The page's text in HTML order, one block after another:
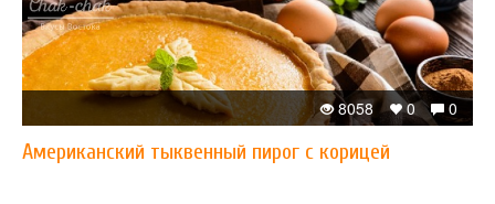
0
0
8058
Американский тыквенный пирог с корицей